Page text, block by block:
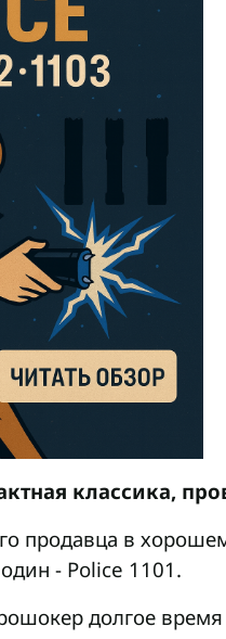
классика,
продавца в
- Police 1101.
долгое